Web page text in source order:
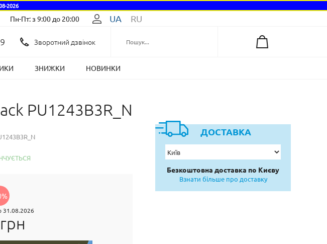
2026
Пн-Пт: з 9:00 до 20:00 UA RU
Зворотний дзвінок
ЗНИЖКИ НОВИНКИ
PU1243B3R_N
31.08.2026
ДОСТАВКА
Безкоштовна доставка по Києву
Взнати більше про доставку